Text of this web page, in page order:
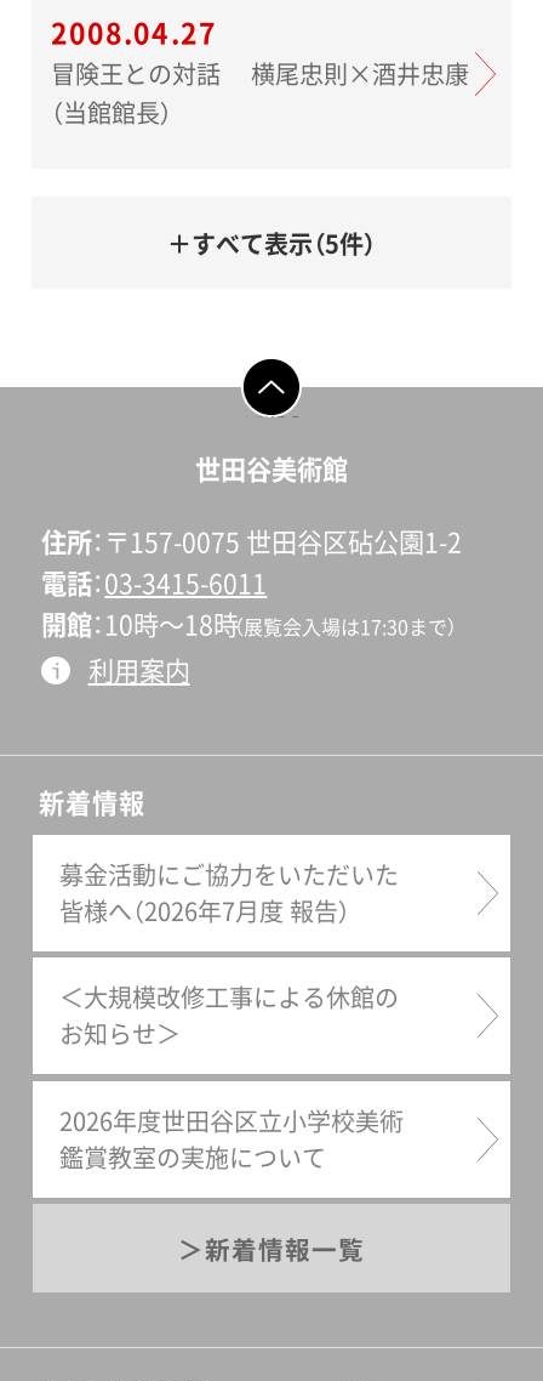
2008.04.27
冒険王との対話 横尾忠則×酒井忠康
（当館館長）
＋すべて表示（5件）
ページの先頭へ戻
世田谷美術館
住所 〒157-0075 世田谷区砧公園1-2
電話 03-3415-6011
開館 10時〜18時（展覧会入場は17:30まで）
利用案内
新着情報
募金活動にご協力をいただいた
皆様へ（2026年7月度 報告）
＜大規模改修工事による休館の
お知らせ＞
2026年度世田谷区立小学校美術
鑑賞教室の実施について
新着情報一覧